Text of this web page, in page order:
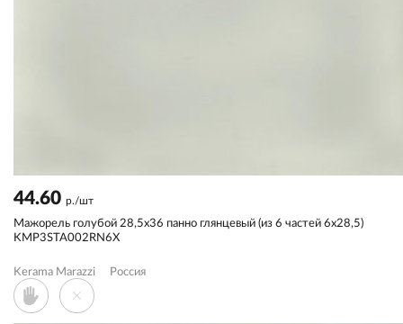
44.60 р./шт
Мажорель голубой 28,5x36 панно глянцевый (из 6 частей 6х28,5)
KMP3STA002RN6X
Kerama Marazzi Россия